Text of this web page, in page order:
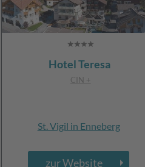
Hotel Teresa
CIN +
St. Vigil in Enneberg
zur Website